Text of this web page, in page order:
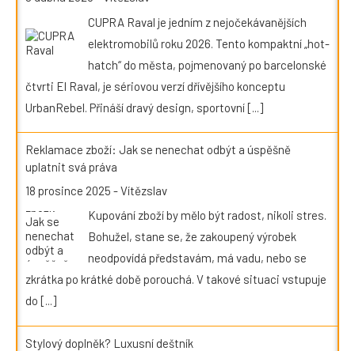
CUPRA Raval je jedním z nejočekávanějších
elektromobilů roku 2026. Tento kompaktní „hot-
hatch“ do města, pojmenovaný po barcelonské
čtvrti El Raval, je sériovou verzí dřívějšího konceptu
UrbanRebel. Přináší dravý design, sportovní[...]
Reklamace zboží: Jak se nenechat odbýt a úspěšně
uplatnit svá práva
18 prosince 2025 -Vítězslav
Kupování zboží by mělo být radost, nikoli stres.
Bohužel, stane se, že zakoupený výrobek
neodpovídá představám, má vadu, nebo se
zkrátka po krátké době porouchá. V takové situaci vstupuje
do [...]
Stylový doplněk? Luxusní deštník